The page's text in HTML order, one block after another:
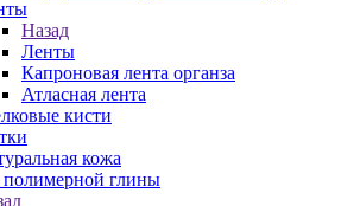
Назад
Ленты
Капроновая лента органза
Атласная лента
кисти
кожа
полимерной глины